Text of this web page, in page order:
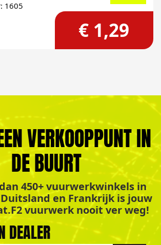
1605
€ 1,29
VERKOOPPUNT IN
DE BUURT
450+ vuurwerkwinkels in
en Frankrijk is jouw
vuurwerk nooit ver weg!
DEALER